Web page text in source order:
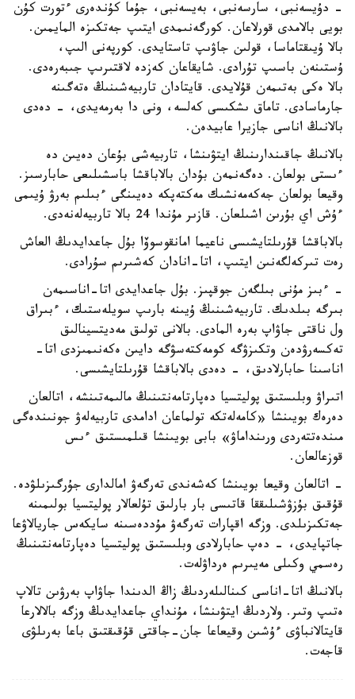
- دۇيسەنبى، سارسەنبى، بەيسەنبى، جۇما كۇندەرى ءتورت كۇن
بويى بالامدى قورلاعان. كورگەنىمدى ايتىپ جەتكىزە المايمىن.
بالا ۇيىقتاماسا، قولىن جاۋىپ تاستايدى. كورپەنى الىپ،
ۇستىنەن باسىپ تۇرادى. شايقاعان كەزدە لاقتىرىپ جىبەرەدى.
بالا ەكى بەتىمەن قۇلايدى. قايتادان تاربيەشىنىڭ ەتەگىنە
جارماسادى. تاماق ىشكىسى كەلسە، ونى دا بەرمەيدى، - دەدى
بالانىڭ اناسى جازيرا عابيدەن.
بالانىڭ جاقىندارىنىڭ ايتۋىنشا، تاربيەشى بۇعان دەيىن دە
ءىستى بولعان. دەگەنمەن بۇدان بالاباقشا باسشىلىعى حابارسىز.
وقيعا بولعان جەكەمەنشىك مەكتەپكە دەيىنگى ءبىلىم بەرۋ ۇيىمى
ءۇش اي بۇرىن اشىلعان. قازىر مۇندا 24 بالا تاربيەلەنەدى.
بالاباقشا قۇرىلتايشىسى ناعيما امانقوسوۆا بۇل جاعدايدىڭ العاش
رەت تىركەلگەنىن ايتىپ، اتا-انادان كەشىرىم سۇرادى.
- ءبىز مۇنى بىلگەن جوقپىز. بۇل جاعدايدى اتا-اناسىمەن
بىرگە بىلدىك. تاربيەشىنىڭ ۇيىنە بارىپ سويلەستىك، ءبىراق
ول ناقتى جاۋاپ بەرە المادى. بالانى تولىق مەديتسينالىق
تەكسەرۋدەن وتكىزۋگە كومەكتەسۋگە دايىن ەكەنىمىزدى اتا-
اناسىنا حابارلادىق، - دەدى بالاباقشا قۇرىلتايشىسى.
اتىراۋ وبلىستىق پوليتسيا دەپارتامەنتىنىڭ مالىمەتىنشە، اتالعان
دەرەك بويىنشا «كامەلەتكە تولماعان ادامدى تاربيەلەۋ جونىندەگى
مىندەتتەردى ورىنداماۋ» بابى بويىنشا قىلمىستىق ءىس
قوزعالعان.
- اتالعان وقيعا بويىنشا كەشەندى تەرگەۋ امالدارى جۇرگىزىلۋدە.
قۇقىق بۇزۋشىلىققا قاتىسى بار بارلىق تۇلعالار پوليتسيا بولىمىنە
جەتكىزىلدى. وزگە اقپارات تەرگەۋ مۇددەسىنە سايكەس جاريالاۋعا
جاتپايدى، - دەپ حابارلادى وبلىستىق پوليتسيا دەپارتامەنتىنىڭ
رەسمي وكىلى مەيىرىم ەرداۋلەت.
بالانىڭ اتا-اناسى كىنالىلەردىڭ زاڭ الدىندا جاۋاپ بەرۋىن تالاپ
ەتىپ وتىر. ولاردىڭ ايتۋىنشا، مۇنداي جاعدايدىڭ وزگە بالالارعا
قايتالانباۋى ءۇشىن وقيعاعا جان-جاقتى قۇقىقتىق باعا بەرىلۋى
قاجەت.